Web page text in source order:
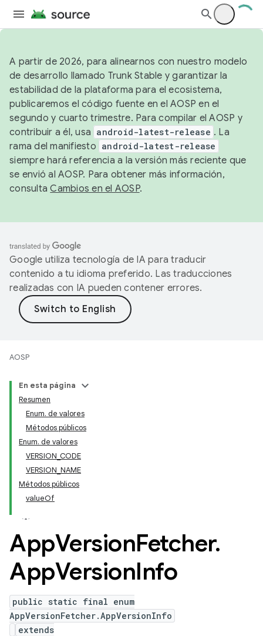
A partir de 2026, para alinearnos con nuestro modelo
de desarrollo llamado Trunk Stable y garantizar la
estabilidad de la plataforma para el ecosistema,
publicaremos el código fuente en el AOSP en el
segundo y cuarto trimestre. Para compilar el AOSP y
contribuir a él, usa android-latest-release . La
rama del manifiesto android-latest-release
siempre hará referencia a la versión más reciente que
se envió al AOSP. Para obtener más información,
consultaCambios en el AOSP.
Google utiliza tecnología de IA para traducir
contenido a tu idioma preferido. Las traducciones
realizadas con IA pueden contener errores.
AOSP
En esta página
Resumen
Enum. de valores
Métodos públicos
Enum. de valores
VERSION_CODE
VERSION_NAME
Métodos públicos
valueOf
AppVersionFetcher.
AppVersionInfo
public static final enum
AppVersionFetcher.AppVersionInfo
extends